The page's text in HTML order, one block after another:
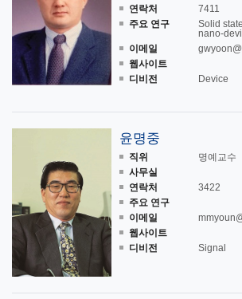
연락처
7411
주요 연구
Solid
nano-
이메일
웹사이트
디비전
Device
윤명중
직위
명예교수
사무실
연락처
3422
주요 연구
이메일
웹사이트
디비전
Signal